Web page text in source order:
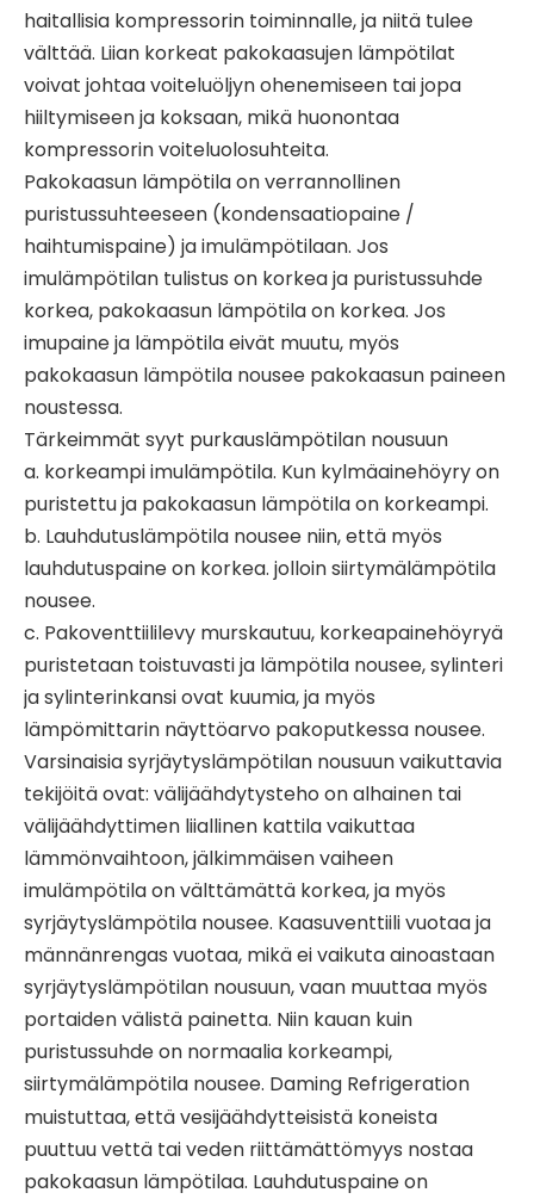
haitallisia kompressorin toiminnalle, ja niitä tulee
välttää. Liian korkeat pakokaasujen lämpötilat
voivat johtaa voiteluöljyn ohenemiseen tai jopa
hiiltymiseen ja koksaan, mikä huonontaa
kompressorin voiteluolosuhteita.
Pakokaasun lämpötila on verrannollinen
puristussuhteeseen (kondensaatiopaine /
haihtumispaine) ja imulämpötilaan. Jos
imulämpötilan tulistus on korkea ja puristussuhde
korkea, pakokaasun lämpötila on korkea. Jos
imupaine ja lämpötila eivät muutu, myös
pakokaasun lämpötila nousee pakokaasun paineen
noustessa.
Tärkeimmät syyt purkauslämpötilan nousuun
a. korkeampi imulämpötila. Kun kylmäainehöyry on
puristettu ja pakokaasun lämpötila on korkeampi.
b. Lauhdutuslämpötila nousee niin, että myös
lauhdutuspaine on korkea. jolloin siirtymälämpötila
nousee.
c. Pakoventtiililevy murskautuu, korkeapainehöyryä
puristetaan toistuvasti ja lämpötila nousee, sylinteri
ja sylinterinkansi ovat kuumia, ja myös
lämpömittarin näyttöarvo pakoputkessa nousee.
Varsinaisia ​​syrjäytyslämpötilan nousuun vaikuttavia
tekijöitä ovat: välijäähdytysteho on alhainen tai
välijäähdyttimen liiallinen kattila vaikuttaa
lämmönvaihtoon, jälkimmäisen vaiheen
imulämpötila on välttämättä korkea, ja myös
syrjäytyslämpötila nousee. Kaasuventtiili vuotaa ja
männänrengas vuotaa, mikä ei vaikuta ainoastaan ​​
syrjäytyslämpötilan nousuun, vaan muuttaa myös
portaiden välistä painetta. Niin kauan kuin
puristussuhde on normaalia korkeampi,
siirtymälämpötila nousee. Daming Refrigeration
muistuttaa, että vesijäähdytteisistä koneista
puuttuu vettä tai veden riittämättömyys nostaa
pakokaasun lämpötilaa. Lauhdutuspaine on